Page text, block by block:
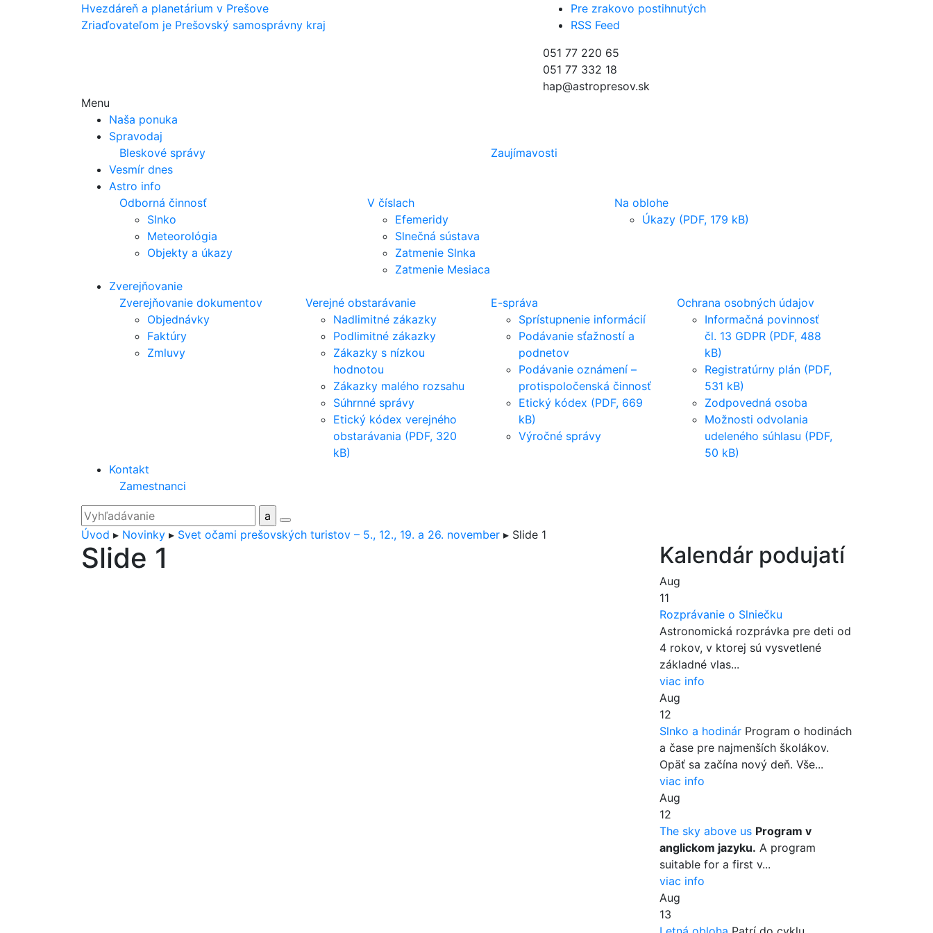
Hvezdáreň a planetárium v Prešove
Zriaďovateľom je Prešovský samosprávny kraj
Pre zrakovo postihnutých
RSS Feed
051 77 220 65
051 77 332 18
hap@astropresov.sk
Menu
Naša ponuka
Spravodaj
Bleskové správy
Zaujímavosti
Vesmír dnes
Astro info
Odborná činnosť
Slnko
Meteorológia
Objekty a úkazy
V číslach
Efemeridy
Slnečná sústava
Zatmenie Slnka
Zatmenie Mesiaca
Na oblohe
Úkazy (PDF, 179 kB)
Zverejňovanie
Zverejňovanie dokumentov
Objednávky
Faktúry
Zmluvy
Verejné obstarávanie
Nadlimitné zákazky
Podlimitné zákazky
Zákazky s nízkou
hodnotou
Zákazky malého rozsahu
Súhrnné správy
Etický kódex verejného
obstarávania (PDF, 320
kB)
E-správa
Sprístupnenie informácií
Podávanie sťažností a
podnetov
Podávanie oznámení –
protispoločenská činnosť
Etický kódex (PDF, 669
kB)
Výročné správy
Ochrana osobných údajov
Informačná povinnosť
čl. 13 GDPR (PDF, 488
kB)
Registratúrny plán (PDF,
531 kB)
Zodpovedná osoba
Možnosti odvolania
udeleného súhlasu (PDF,
50 kB)
Kontakt
Zamestnanci
Úvod ▸ Novinky ▸ Svet očami prešovských turistov – 5., 12., 19. a 26. november ▸ Slide 1
Slide 1 Kalendár podujatí
Aug
11
Rozprávanie o Slniečku
Astronomická rozprávka pre deti od
4 rokov, v ktorej sú vysvetlené
základné vlas...
viac info
Aug
12
Slnko a hodinárProgram o hodinách
a čase pre najmenších školákov.
Opäť sa začína nový deň. Vše...
viac info
Aug
12
The sky above us Program v
anglickom jazyku. A program
suitable for a first v...
viac info
Aug
13